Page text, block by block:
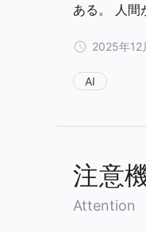
ある。 人間
2025年12
AI
注意
Attention